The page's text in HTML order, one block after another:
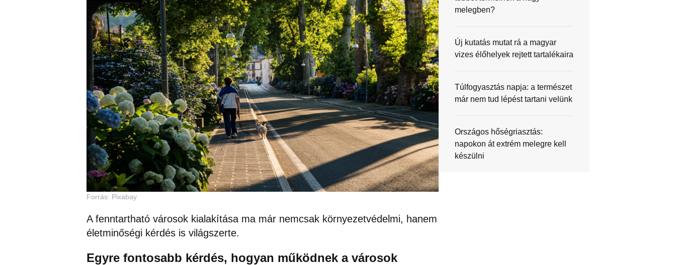
Forrás: Pixabay
A fenntartható városok kialakítása ma már nemcsak környezetvédelmi, hanem
életminőségi kérdés is világszerte.
Egyre fontosabb kérdés, hogyan működnek a városok
melegben?
Új kutatás mutat rá a magyar
vizes élőhelyek rejtett tartalékaira
Túlfogyasztás napja: a természet
már nem tud lépést tartani velünk
Országos hőségriasztás:
napokon át extrém melegre kell
készülni